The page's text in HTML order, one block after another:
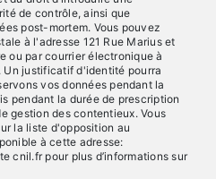
de contrôle, ainsi que
post-mortem. Vous pouvez
à l'adresse 121 Rue Marius et
ou par courrier électronique à
Un justificatif d'identité pourra
vos données pendant la
pendant la durée de prescription
gestion des contentieux. Vous
la liste d'opposition au
à cette adresse:
cnil.fr pour plus d’informations sur